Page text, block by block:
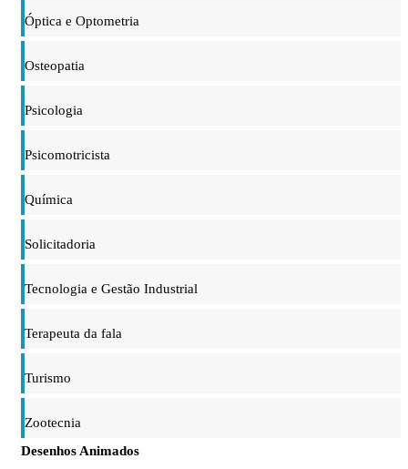
Óptica e Optometria
Osteopatia
Psicologia
Psicomotricista
Química
Solicitadoria
Tecnologia e Gestão Industrial
Terapeuta da fala
Turismo
Zootecnia
Desenhos Animados